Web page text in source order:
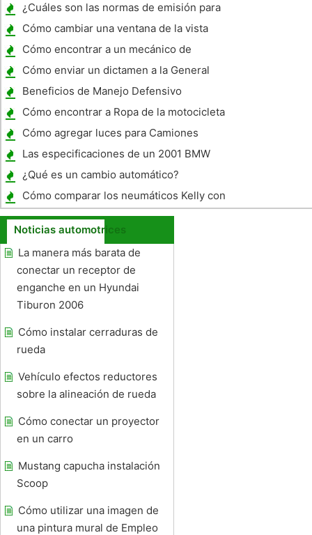
¿Cuáles son las normas de emisión para
motocicletas BMW ?
Cómo cambiar una ventana de la vista
trasera de una camioneta Chevy
Cómo encontrar a un mecánico de
automóviles que es honesto con
reparaciones
Cómo enviar un dictamen a la General
Motors
Beneficios de Manejo Defensivo
Cómo encontrar a Ropa de la motocicleta
del vintage
Cómo agregar luces para Camiones
Semirremolques
Las especificaciones de un 2001 BMW
325Ci
¿Qué es un cambio automático?
Cómo comparar los neumáticos Kelly con
neumáticos Continental
Noticias automotrices
La manera más barata de
conectar un receptor de
enganche en un Hyundai
Tiburon 2006
Cómo instalar cerraduras de
rueda
Vehículo efectos reductores
sobre la alineación de rueda
Cómo conectar un proyector
en un carro
Mustang capucha instalación
Scoop
Cómo utilizar una imagen de
una pintura mural de Empleo